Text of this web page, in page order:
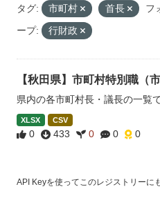
タグ: 市町村 首長 フ
ープ:
行財政
【秋田県】市町村特別職（
県内の各市町村長・議長の一覧で
XLSX CSV
0 433 0 0 0
API Keyを使ってこのレジストリーに